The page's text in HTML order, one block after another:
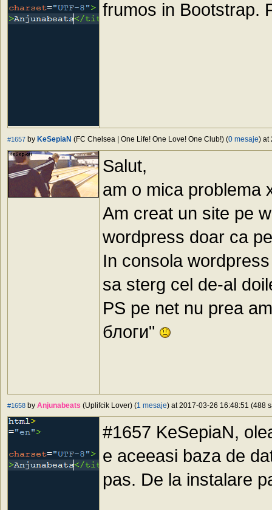
frumos in Bootstrap.
#1657 by KeSepiaN (FC Chelsea | One Life! One Love! One Club!) (0 mesaje) at
Salut,
am o mica problema
Am creat un site pe
wordpress doar ca
In consola
sa sterg cel de-al
PS pe net nu prea
блоги"
#1658 by Anjunabeats (Uplifcik Lover) (1 mesaje) at 2017-03-26 16:48:51 (488
#1657 KeSepiaN,
e aceeasi baza de
pas. De la instalare